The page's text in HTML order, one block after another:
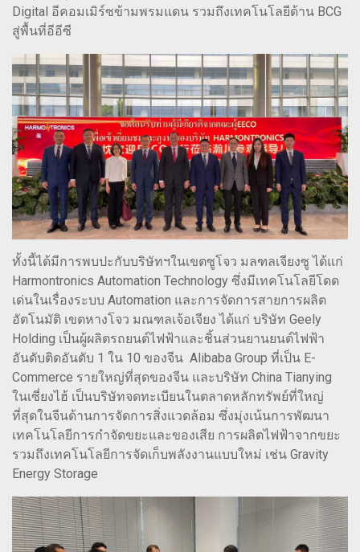
Digital อีคอมเมิร์ซข้ามพรมแดน รวมถึงเทคโนโลยีด้าน BCG
สู่พื้นที่อีอีซี
ทั้งนี้ได้มีการพบปะกับบริษัทฯในเขตซูโจว มลฑลเจียงซู ได้แก่
Harmontronics Automation Technology ซึ่งมีเทคโนโลยีโดด
เด่นในเรื่องระบบ Automation และการจัดการสายการผลิต
อัตโนมัติ เขตหางโจว มณฑลเจ้อเจียง ได้แก่ บริษัท Geely
Holding เป็นผู้ผลิตรถยนต์ไฟฟ้าและชิ้นส่วนยานยนต์ไฟฟ้า
อันดับติดอันดับ 1 ใน 10 ของจีน Alibaba Group ที่เป็น E-
Commerce รายใหญ่ที่สุดของจีน และบริษัท China Tianying
ในเซี่ยงไฮ้ เป็นบริษัทจดทะเบียนในตลาดหลักทรัพย์ที่ใหญ่
ที่สุดในจีนด้านการจัดการสิ่งแวดล้อม ซึ่งมุ่งเน้นการพัฒนา
เทคโนโลยีการกำจัดขยะและของเสีย การผลิตไฟฟ้าจากขยะ
รวมถึงเทคโนโลยีการจัดเก็บพลังงานแบบใหม่ เช่น Gravity
Energy Storage